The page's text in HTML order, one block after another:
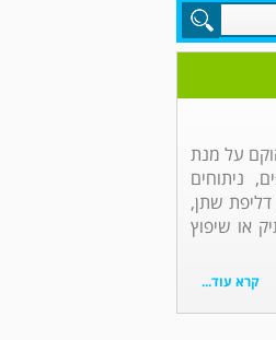
על מנת
ניתוחים
דליפת שתן,
או שיפוץ
קרא עוד...